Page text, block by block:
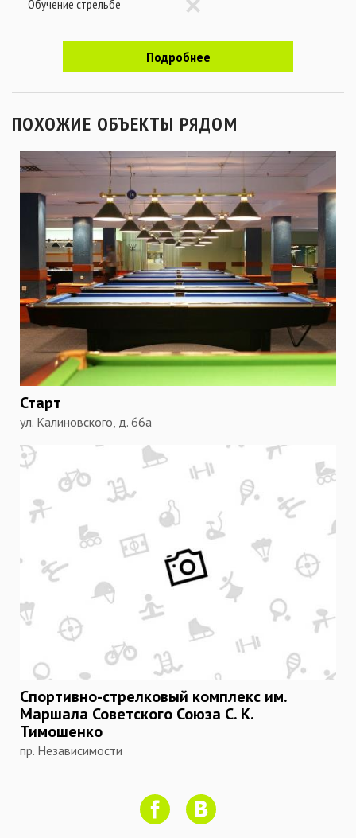
Обучение стрельбе
Подробнее
ПОХОЖИЕ ОБЪЕКТЫ РЯДОМ
Старт
ул. Калиновского, д. 66а
Спортивно-стрелковый комплекс им.
Маршала Советского Союза С. К.
Тимошенко
пр. Независимости